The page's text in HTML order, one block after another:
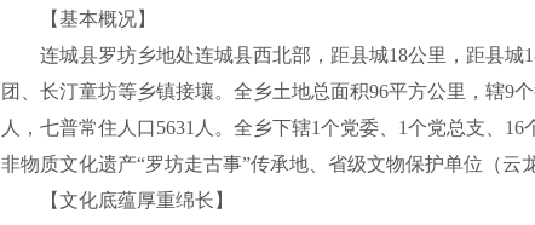
【基本概况】
连城县罗坊乡地处连城县西北部，距县城18公里，距县城
团、长汀童坊等乡镇接壤。全乡土地总面积96平方公里，辖9
人，七普常住人口5631人。全乡下辖1个党委、1个党总支、
非物质文化遗产“罗坊走古事”传承地、省级文物保护单位（云
【文化底蕴厚重绵长】